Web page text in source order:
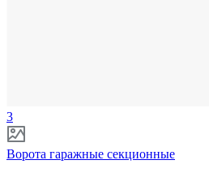
3
Ворота гаражные секционные